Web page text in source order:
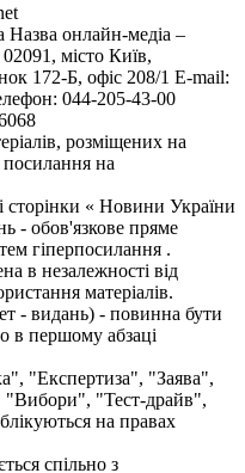
Назва онлайн-медіа –
місто Київ,
172-Б, офіс 208/1 E-mail:
044-205-43-00
розміщених на
посилання на
сторінки « Новини України
- обов'язкове пряме
гіперпосилання .
в незалежності від
матеріалів.
- видань) - повинна бути
в першому абзаці
"Експертиза", "Заява",
"Вибори", "Тест-драйв",
на правах
спільно з